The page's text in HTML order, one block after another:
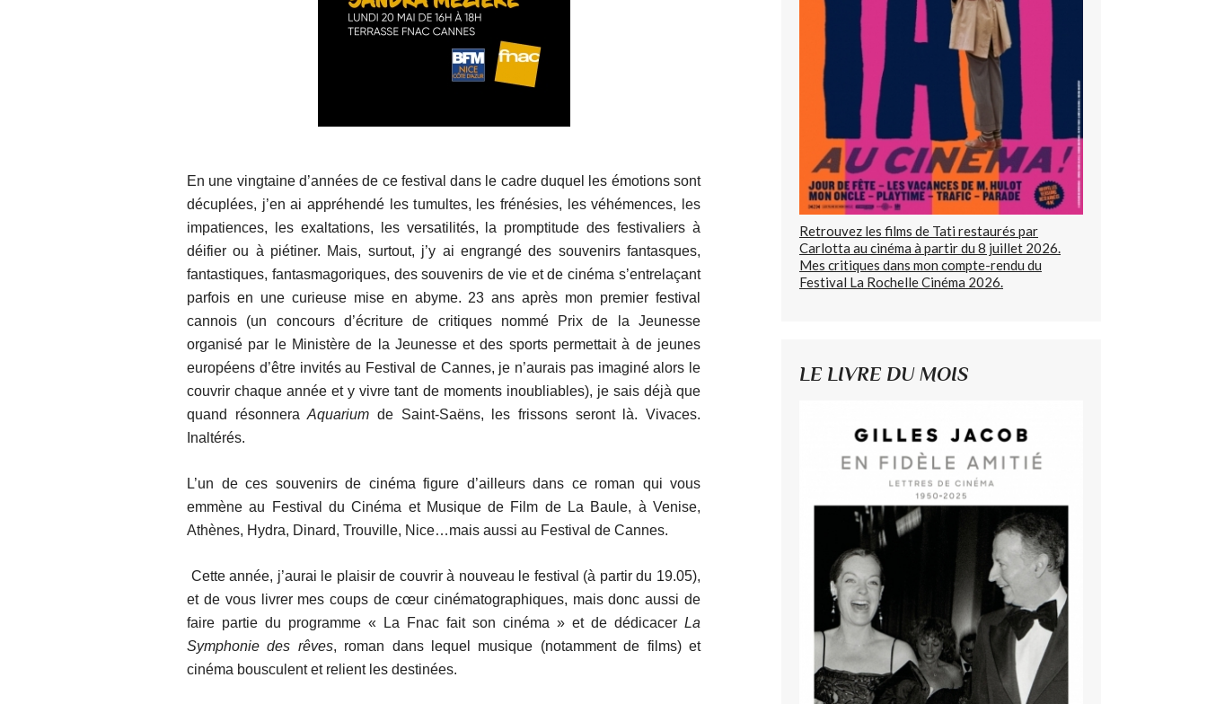
En une vingtaine d’années de ce festival dans le cadre duquel les émotions sont
décuplées, j’en ai appréhendé les tumultes, les frénésies, les véhémences, les
impatiences, les exaltations, les versatilités, la promptitude des festivaliers à
déifier ou à piétiner. Mais, surtout, j’y ai engrangé des souvenirs fantasques,
fantastiques, fantasmagoriques, des souvenirs de vie et de cinéma s’entrelaçant
parfois en une curieuse mise en abyme. 23 ans après mon premier festival
cannois (un concours d’écriture de critiques nommé Prix de la Jeunesse
organisé par le Ministère de la Jeunesse et des sports permettait à de jeunes
européens d’être invités au Festival de Cannes, je n’aurais pas imaginé alors le
couvrir chaque année et y vivre tant de moments inoubliables), je sais déjà que
quand résonneraAquarium de Saint-Saëns, les frissons seront là. Vivaces.
Inaltérés.
L’un de ces souvenirs de cinéma figure d’ailleurs dans ce roman qui vous
emmène au Festival du Cinéma et Musique de Film de La Baule, à Venise,
Athènes, Hydra, Dinard, Trouville, Nice…mais aussi au Festival de Cannes.
Cette année, j’aurai le plaisir de couvrir à nouveau le festival (à partir du 19.05),
et de vous livrer mes coups de cœur cinématographiques, mais donc aussi de
faire partie du programme « La Fnac fait son cinéma » et de dédicacer La
Symphonie des rêves, roman dans lequel musique (notamment de films) et
cinéma bousculent et relient les destinées.
Retrouvez les films de Tati restaurés par
Carlotta au cinéma à partir du 8 juillet 2026.
Mes critiques dans mon compte-rendu du
Festival La Rochelle Cinéma 2026.
LE LIVRE DU MOIS